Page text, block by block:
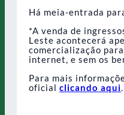
Há meia-entrada
*A venda de
Leste acontecerá
comercialização
internet, e sem os
Para mais
oficial clicando aqui.